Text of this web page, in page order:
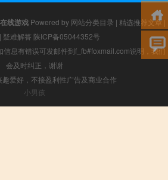
线游戏Powered by 网站分类目录 | 精选推荐文章|
| 疑难解答 陕ICP备05044352号
信息有错误可发邮件到f_fb#foxmail.com说明，我们
会及时纠正，谢谢
爱好，不接盈利性广告及商业合作
小男孩